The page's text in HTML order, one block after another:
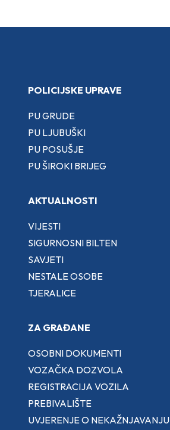
POLICIJSKE UPRAVE
PU GRUDE
PU LJUBUŠKI
PU POSUŠJE
PU ŠIROKI BRIJEG
AKTUALNOSTI
VIJESTI
SIGURNOSNI BILTEN
SAVJETI
NESTALE OSOBE
TJERALICE
ZA GRAĐANE
OSOBNI DOKUMENTI
VOZAČKA DOZVOLA
REGISTRACIJA VOZILA
PREBIVALIŠTE
UVJERENJE O NEKAŽNJAVANJU